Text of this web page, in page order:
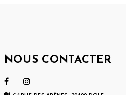
NOUS CONTACTER